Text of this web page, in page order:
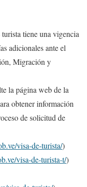
tiene una vigencia
adicionales ante el
Migración y
la página web de la
obtener información
de solicitud de
visa-de-turista/)
visa-de-turista-t/)